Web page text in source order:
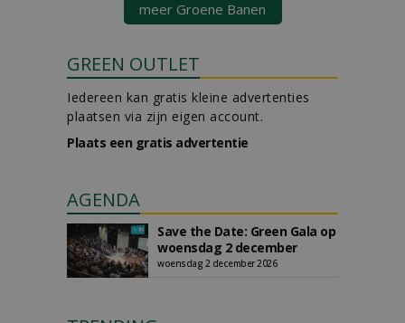
meer Groene Banen
GREEN OUTLET
Iedereen kan gratis kleine advertenties
plaatsen via zijn eigen account.
Plaats een gratis advertentie
AGENDA
Save the Date: Green Gala op
woensdag 2 december
woensdag 2 december 2026